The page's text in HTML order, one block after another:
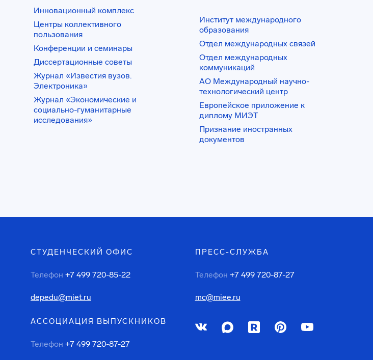
Инновационный комплекс
Центры коллективного
пользования
Конференции и семинары
Диссертационные советы
Журнал «Известия вузов.
Электроника»
Журнал «Экономические и
социально-гуманитарные
исследования»
Институт международного
образования
Отдел международных связей
Отдел международных
коммуникаций
АО Международный научно-
технологический центр
Европейское приложение к
диплому МИЭТ
Признание иностранных
документов
СТУДЕНЧЕСКИЙ ОФИС
Телефон +7 499 720-85-22
depedu@miet.ru
АССОЦИАЦИЯ ВЫПУСКНИКОВ
Телефон +7 499 720-87-27
ПРЕСС-СЛУЖБА
Телефон +7 499 720-87-27
mc@miee.ru